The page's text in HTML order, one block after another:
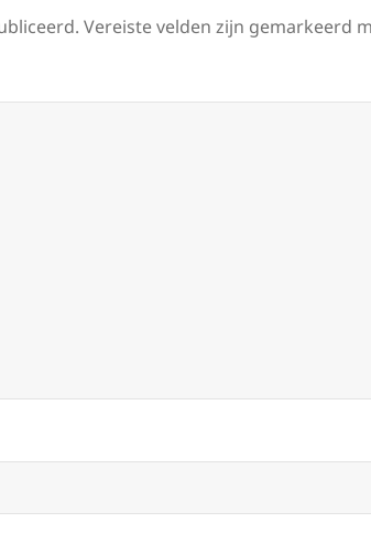
Vereiste velden zijn gemarkeerd